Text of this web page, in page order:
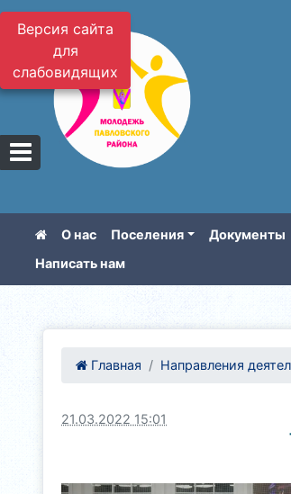
Версия сайта
для
слабовидящих
О нас Поселения Документы
Написать нам
Главная Направления
21.03.2022 15:01